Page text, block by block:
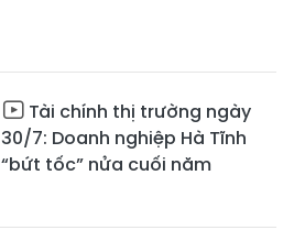
Tài chính thị trường ngày
30/7: Doanh nghiệp Hà Tĩnh
“bứt tốc” nửa cuối năm